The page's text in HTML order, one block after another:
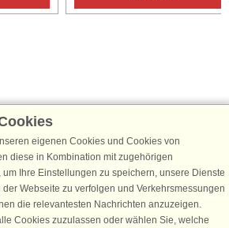
Ferienhaus-Fans an
von 25 € für Ihren nächsten
Sie sich einfach für den DanCenter Newsletter
exklusive Angebote, Gewinnspiele und
eigenen Cookies und Cookies von
diese in Kombination mit zugehörigen
Ihre Einstellungen zu speichern, unsere Dienste
Webseite zu verfolgen und Verkehrsmessungen
die relevantesten Nachrichten anzuzeigen.
Cookies zuzulassen oder wählen Sie, welche